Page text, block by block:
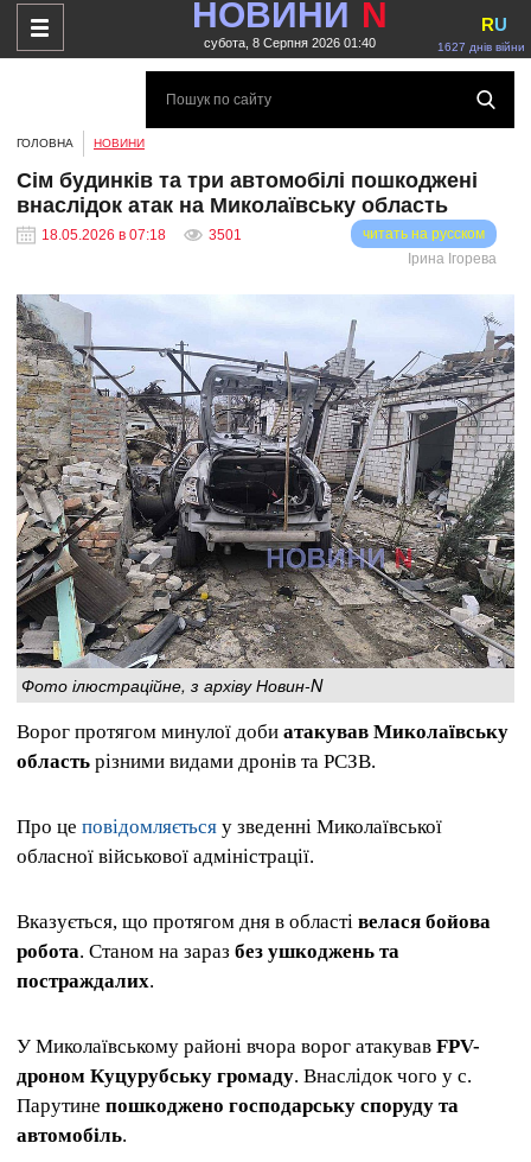
НОВИНИ N
субота, 8 Серпня 2026 01:40 1627 днів війни
RU
ГОЛОВНА НОВИНИ
Сім будинків та три автомобілі пошкоджені
внаслідок атак на Миколаївську область
18.05.2026 в 07:18 3501
читать на русском
Ірина Ігорева
Фото ілюстраційне, з архіву Новин-N
Ворог протягом минулої доби атакував Миколаївську
область різними видами дронів та РСЗВ.
Про це повідомляється у зведенні Миколаївської
обласної військової адміністрації.
Вказується, що протягом дня в області велася бойова
робота. Станом на зараз без ушкоджень та
постраждалих.
У Миколаївському районі вчора ворог атакував FPV-
дроном Куцурубську громаду. Внаслідок чого у с.
Парутине пошкоджено господарську споруду та
автомобіль.